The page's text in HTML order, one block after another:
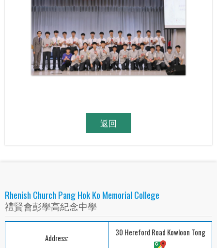
返回
Rhenish Church Pang Hok Ko Memorial College
禮賢會彭學高紀念中學
Address:
30 Hereford Road Kowloon Tong